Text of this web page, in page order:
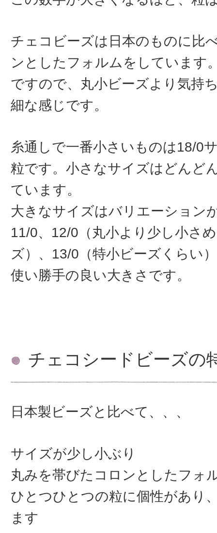
チェコビーズは日本のものに比
ンとしたフォルムをしています
ですので、丸小ビーズより気持
細な感じです。
糸通しで一番小さいものは18/0
粒です。小さなサイズはどんど
ています。
大きなサイズはバリエーション
11/0、12/0（丸小より少し小さ
ズ）、13/0（特小ビーズくらい
使い勝手の良い大きさです。
チェコシードビーズの
日本製ビーズと比べて、、、
サイズが少し小ぶり
丸みを帯びたコロンとしたフォ
ひとつひとつの粒に個性があり
ます